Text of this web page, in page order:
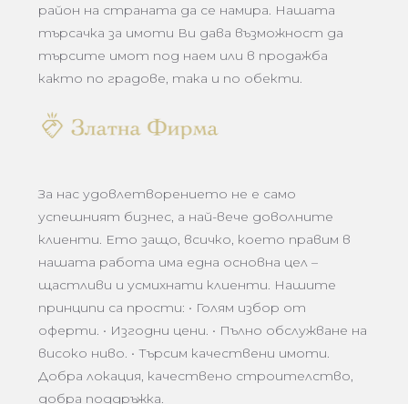
район на страната да се намира. Нашата
търсачка за имоти Ви дава възможност да
търсите имот под наем или в продажба
както по градове, така и по обекти.
За нас удовлетворението не е само
успешният бизнес, а най-вече доволните
клиенти. Ето защо, всичко, което правим в
нашата работа има една основна цел –
щастливи и усмихнати клиенти. Нашите
принципи са прости: • Голям избор от
оферти. • Изгодни цени. • Пълно обслужване на
високо ниво. • Търсим качествени имоти.
Добра локация, качествено строителство,
добра поддръжка.